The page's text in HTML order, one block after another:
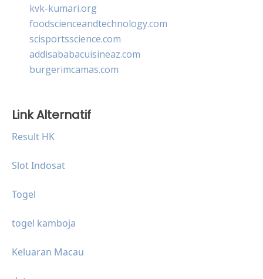
kvk-kumari.org
foodscienceandtechnology.com
scisportsscience.com
addisababacuisineaz.com
burgerimcamas.com
Link Alternatif
Result HK
Slot Indosat
Togel
togel kamboja
Keluaran Macau